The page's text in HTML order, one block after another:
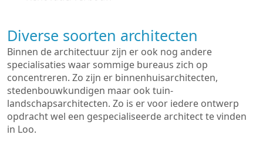
Diverse soorten architecten
Binnen de architectuur zijn er ook nog andere
specialisaties waar sommige bureaus zich op
concentreren. Zo zijn er binnenhuisarchitecten,
stedenbouwkundigen maar ook tuin-
landschapsarchitecten. Zo is er voor iedere ontwerp
opdracht wel een gespecialiseerde architect te vinden
in Loo.